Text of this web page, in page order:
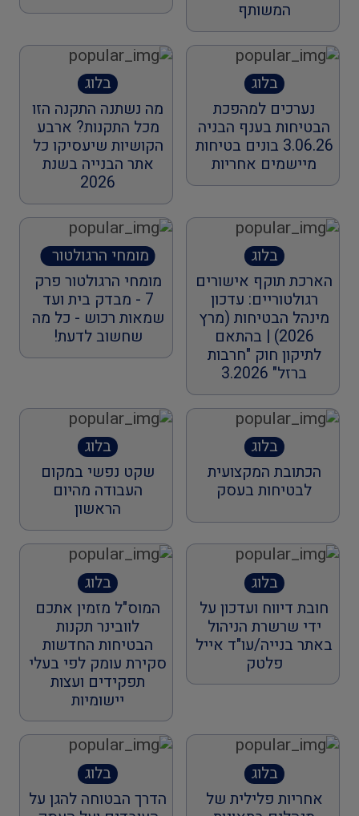
המשותף
בלוג
נערכים למהפכת
הבטיחות בענף הבניה
3.06.26 בונים בטיחות
מיישמים אחריות
בלוג
מה נשתנה התקנה הזו
מכל התקנות? ארבע
הקושיות שיעסיקו כל
אתר הבנייה בשנת
2026
בלוג
הארכת תוקף אישורים
רגולטוריים: עדכון
מינהל הבטיחות (מרץ
2026) | בהתאם
לתיקון חוק "חרבות
ברזל" 3.2026
מומחי הרגולטור
ברדיו החברתי
הראשון
מומחי הרגולטור פרק
7 - מבדק בית ועד
שמאות רכוש - כל מה
שחשוב לדעת!
בלוג
הכתובת המקצועית
לבטיחות בעסק
בלוג
שקט נפשי במקום
העבודה מהיום
הראשון
בלוג
חובת דיווח ועדכון על
ידי שרשרת הניהול
באתר בנייה/עו"ד אייל
פלטק
בלוג
המוס"ל מזמין אתכם
לוובינר תקנות
הבטיחות החדשות
סקירת עומק לפי בעלי
תפקידים ועצות
יישומיות
בלוג
אחריות פלילית של
בלוג
הדרך הבטוחה להגן על